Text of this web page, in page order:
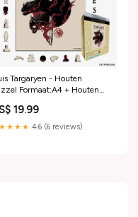
Targaryen - Houten
Formaat:A4 + Houten
19.99
4.6 (6 reviews)